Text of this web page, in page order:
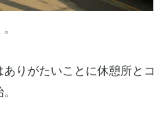
ありがたいことに休憩所と